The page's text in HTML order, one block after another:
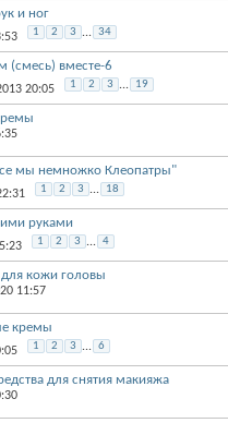
и ног
1 2 3 ... 34
(смесь) вместе-6
20:05 1 2 3 ... 19
мы немножко Клеопатры"
1 2 3 ... 18
руками
1 2 3 ... 4
кожи головы
11:57
кремы
1 2 3 ... 6
для снятия макияжа